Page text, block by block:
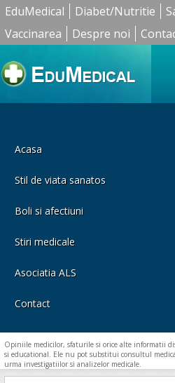
EduMedical Diabet/Nutritie
Vaccinarea
Despre noi
Acasa
Stil de viata sanatos
Boli si afectiuni
Stiri medicale
Asociatia ALS
Contact
Opiniile medicilor, sfaturile si orice alte informatii
si educational. Ele nu pot substitui consultul
urma investigatiilor si analizelor medicale.